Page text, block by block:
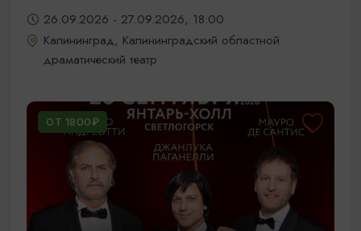
26.09.2026 - 27.09.2026, 18:00
Калининград, Калининградский областной
драматический театр
ОТ 1800₽